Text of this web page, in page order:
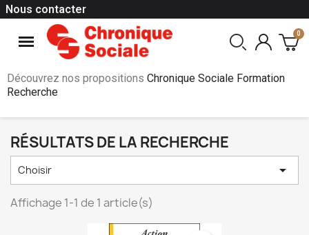
Nous contacter
Découvrez nos propositions Chronique Sociale Formation
Recherche
RÉSULTATS DE LA RECHERCHE
Choisir 
Affichage 1-1 de 1 article(s)